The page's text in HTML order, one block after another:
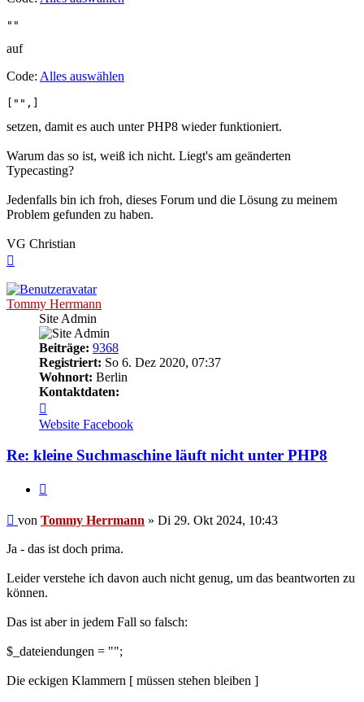
""
auf
Code: Alles auswählen
["",]
setzen, damit es auch unter PHP8 wieder funktioniert.
Warum das so ist, weiß ich nicht. Liegt's am geänderten
Typecasting?
Jedenfalls bin ich froh, dieses Forum und die Lösung zu meinem
Problem gefunden zu haben.
VG Christian
Tommy Herrmann
Site Admin
Beiträge: 9368
Registriert: So 6. Dez 2020, 07:37
Wohnort: Berlin
Kontaktdaten:
von
Tommy
Herrmann
Website Facebook
Re: kleine Suchmaschine läuft nicht unter PHP8
Ungelesener
von Tommy Herrmann » Di 29. Okt 2024, 10:43
Ja - das ist doch prima.
Leider verstehe ich davon auch nicht genug, um das beantworten zu
können.
Das ist aber in jedem Fall so falsch:
$_dateiendungen = "";
Die eckigen Klammern [ müssen stehen bleiben ]